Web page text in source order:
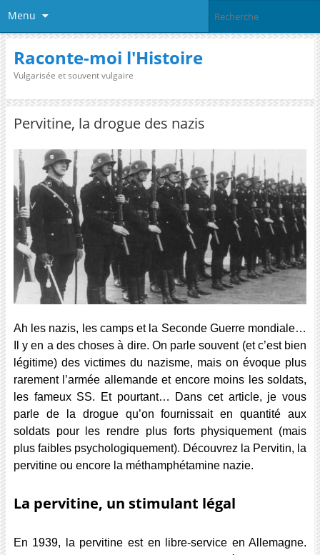
Menu
Raconte-moi l'Histoire
Vulgarisée et souvent vulgaire
Pervitine, la drogue des nazis
Ah les nazis, les camps et la Seconde Guerre mondiale…
Il y en a des choses à dire. On parle souvent (et c’est bien
légitime) des victimes du nazisme, mais on évoque plus
rarement l’armée allemande et encore moins les soldats,
les fameux SS. Et pourtant… Dans cet article, je vous
parle de la drogue qu’on fournissait en quantité aux
soldats pour les rendre plus forts physiquement (mais
plus faibles psychologiquement). Découvrez la Pervitin, la
pervitine ou encore la méthamphétamine nazie.
La pervitine, un stimulant légal
En 1939, la pervitine est en libre-service en Allemagne.